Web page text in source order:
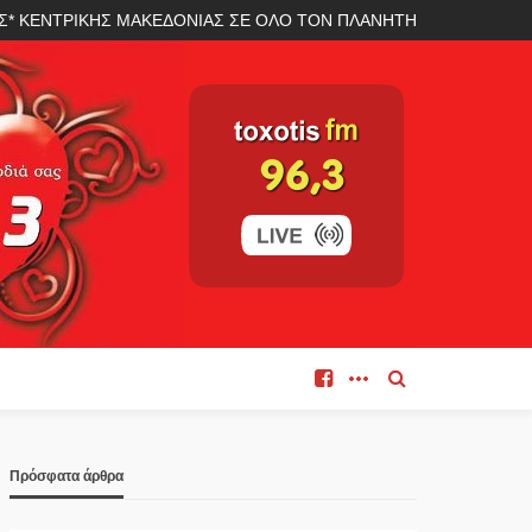
ΚΕΝΤΡΙΚΗΣ ΜΑΚΕΔΟΝΙΑΣ ΣΕ ΟΛΟ ΤΟΝ ΠΛΑΝΗΤΗ
Πρόσφατα άρθρα